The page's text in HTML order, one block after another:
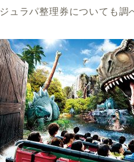
ジュラパ整理券についても調